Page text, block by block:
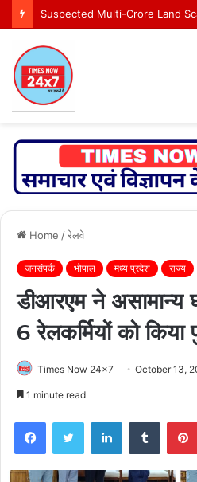
Home /रेलवे
जनसंपर्क भोपाल मध्य प्रदेश राज्य
डीआरएम ने असामान्य
6 रेलकर्मियों को
Times Now 24x7 October 13,
1 minute read
FacebookTwitter LinkedInTumblr